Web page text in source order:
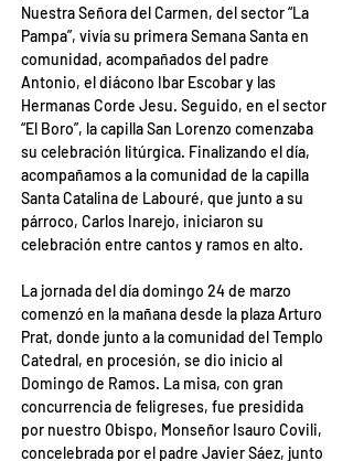
Nuestra Señora del Carmen, del sector “La
Pampa”, vivía su primera Semana Santa en
comunidad, acompañados del padre
Antonio, el diácono Ibar Escobar y las
Hermanas Corde Jesu. Seguido, en el sector
“El Boro”, la capilla San Lorenzo comenzaba
su celebración litúrgica. Finalizando el día,
acompañamos a la comunidad de la capilla
Santa Catalina de Labouré, que junto a su
párroco, Carlos Inarejo, iniciaron su
celebración entre cantos y ramos en alto.
La jornada del día domingo 24 de marzo
comenzó en la mañana desde la plaza Arturo
Prat, donde junto a la comunidad del Templo
Catedral, en procesión, se dio inicio al
Domingo de Ramos. La misa, con gran
concurrencia de feligreses, fue presidida
por nuestro Obispo, Monseñor Isauro Covili,
concelebrada por el padre Javier Sáez, junto